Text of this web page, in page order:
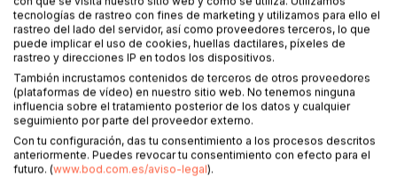
In a quiet village near Brighton, Olivia arrives to spend the
summer with an aunt she barely knows, running from a
heartbreak she cant yet face. She's not quite sure what
she's searching for, but what she finds is a small town
brimming with secrets, a ghostly presence that seems to
understand her loneliness, and two intriguing locals who
make her question everything she thought she knew about
tecnologías de rastreo con fines de marketing y utilizamos para ello el
rastreo del lado del servidor, así como proveedores terceros, lo que
puede implicar el uso de cookies, huellas dactilares, píxeles de
rastreo y direcciones IP en todos los dispositivos.
También incrustamos contenidos de terceros de otros proveedores
(plataformas de vídeo) en nuestro sitio web. No tenemos ninguna
influencia sobre el tratamiento posterior de los datos y cualquier
seguimiento por parte del proveedor externo.
Con tu configuración, das tu consentimiento a los procesos descritos
anteriormente. Puedes revocar tu consentimiento con efecto para el
futuro. (www.bod.com.es/aviso-legal).